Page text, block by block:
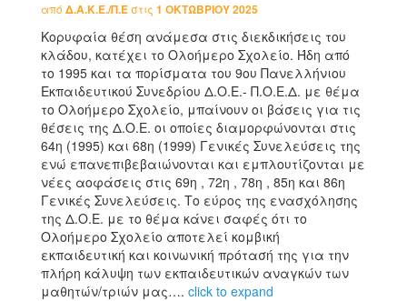
από Δ.Α.Κ.Ε./Π.Εστις 1 ΟΚΤΩΒΡΊΟΥ 2025
Κορυφαία θέση ανάμεσα στις διεκδικήσεις του
κλάδου, κατέχει το Ολοήμερο Σχολείο. Ήδη από
το 1995 και τα πορίσματα του 9ου Πανελλήνιου
Εκπαιδευτικού Συνεδρίου Δ.Ο.Ε.- Π.Ο.Ε.Δ. με θέμα
το Ολοήμερο Σχολείο, μπαίνουν οι βάσεις για τις
θέσεις της Δ.Ο.Ε. οι οποίες διαμορφώνονται στις
64η (1995) και 68η (1999) Γενικές Συνελεύσεις της
ενώ επανεπιβεβαιώνονται και εμπλουτίζονται με
νέες αοφάσεις στις 69η , 72η , 78η , 85η και 86η
Γενικές Συνελεύσεις. Το εύρος της ενασχόλησης
της Δ.Ο.Ε. με το θέμα κάνει σαφές ότι το
Ολοήμερο Σχολείο αποτελεί κομβική
εκπαιδευτική και κοινωνική πρότασή της για την
πλήρη κάλυψη των εκπαιδευτικών αναγκών των
μαθητών/τριών μας…. click to expand